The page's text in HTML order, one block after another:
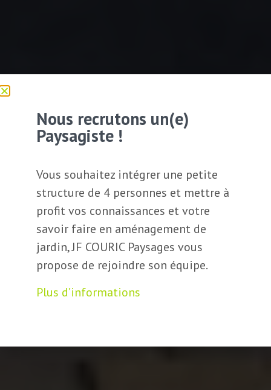
Nous recrutons un(e)
Paysagiste !
Vous souhaitez intégrer une petite
structure de 4 personnes et mettre à
profit vos connaissances et votre
savoir faire en aménagement de
jardin, JF COURIC Paysages vous
propose de rejoindre son équipe.
Plus d’informations